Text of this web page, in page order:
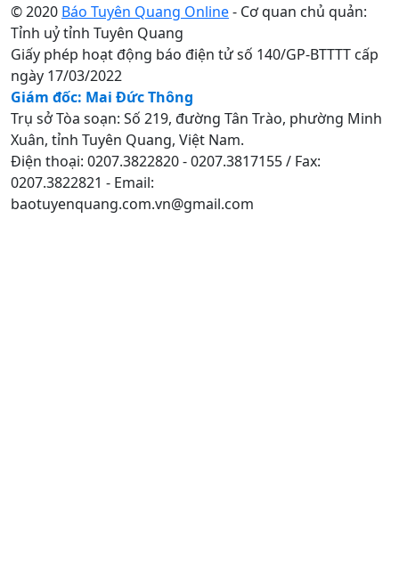
© 2020 Báo Tuyên Quang Online- Cơ quan chủ quản:
Tỉnh uỷ tỉnh Tuyên Quang
Giấy phép hoạt động báo điện tử số 140/GP-BTTTT cấp
ngày 17/03/2022
Giám đốc: Mai Đức Thông
Trụ sở Tòa soạn: Số 219, đường Tân Trào, phường Minh
Xuân, tỉnh Tuyên Quang, Việt Nam.
Điện thoại: 0207.3822820 - 0207.3817155 / Fax:
0207.3822821 - Email:
baotuyenquang.com.vn@gmail.com